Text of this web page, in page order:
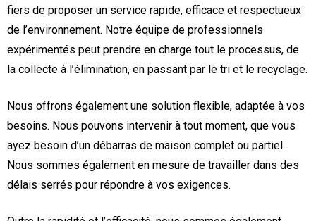
fiers de proposer un service rapide, efficace et respectueux
de l’environnement. Notre équipe de professionnels
expérimentés peut prendre en charge tout le processus, de
la collecte à l’élimination, en passant par le tri et le recyclage.
Nous offrons également une solution flexible, adaptée à vos
besoins. Nous pouvons intervenir à tout moment, que vous
ayez besoin d’un débarras de maison complet ou partiel.
Nous sommes également en mesure de travailler dans des
délais serrés pour répondre à vos exigences.